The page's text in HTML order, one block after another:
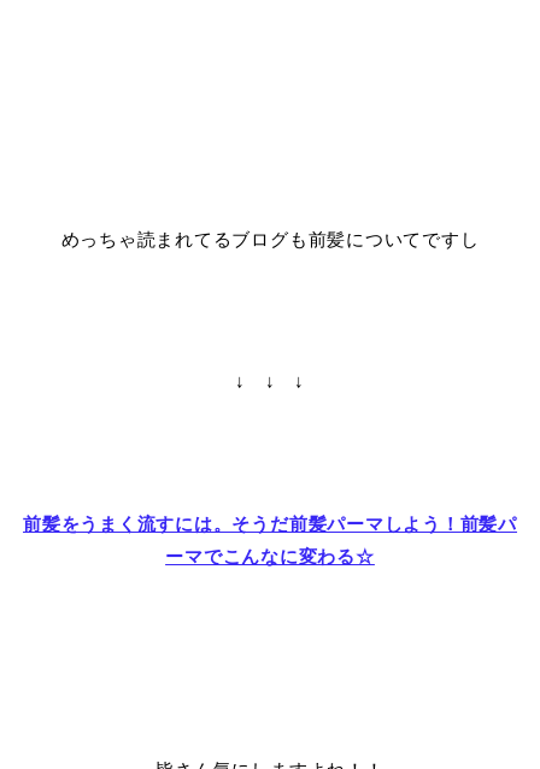
めっちゃ読まれてるブログも前髪についてですし
↓ ↓ ↓
前髪をうまく流すには。そうだ前髪パーマしよう！前髪パ
ーマでこんなに変わる☆